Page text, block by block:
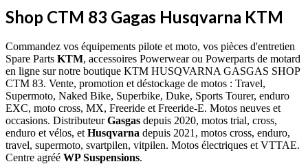
Shop CTM 83 Gagas Husqvarna KTM
Commandez vos équipements pilote et moto, vos pièces d'entretien
Spare Parts KTM, accessoires Powerwear ou Powerparts de motard
en ligne sur notre boutique KTM HUSQVARNA GASGAS SHOP
CTM 83. Vente, promotion et déstockage de motos : Travel,
Supermoto, Naked Bike, Superbike, Duke, Sports Tourer, enduro
EXC, moto cross, MX, Freeride et Freeride-E. Motos neuves et
occasions. DistributeurGasgas depuis 2020, motos trial, cross,
enduro et vélos, et Husqvarna depuis 2021, motos cross, enduro,
travel, supermoto, svartpilen, vitpilen. Motos électriques et VTTAE.
Centre agréé WP Suspensions.